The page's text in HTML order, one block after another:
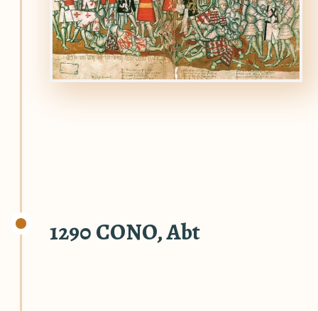
1290 CONO, Abt